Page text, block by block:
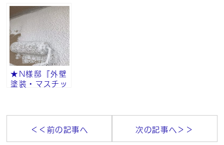
★N様邸『外壁
塗装・マスチッ
＜＜前の記事へ 次の記事へ＞＞